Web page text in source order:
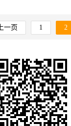
一页 1 2